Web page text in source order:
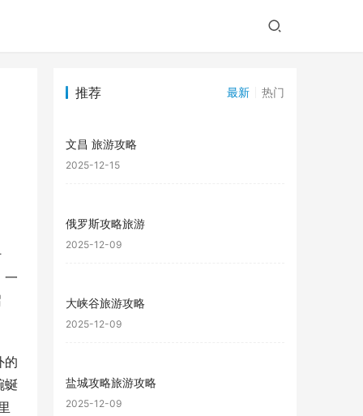
一
的
蜒
推荐 最新 热门
文昌 旅游攻略
2025-12-15
俄罗斯攻略旅游
2025-12-09
大峡谷旅游攻略
2025-12-09
盐城攻略旅游攻略
2025-12-09